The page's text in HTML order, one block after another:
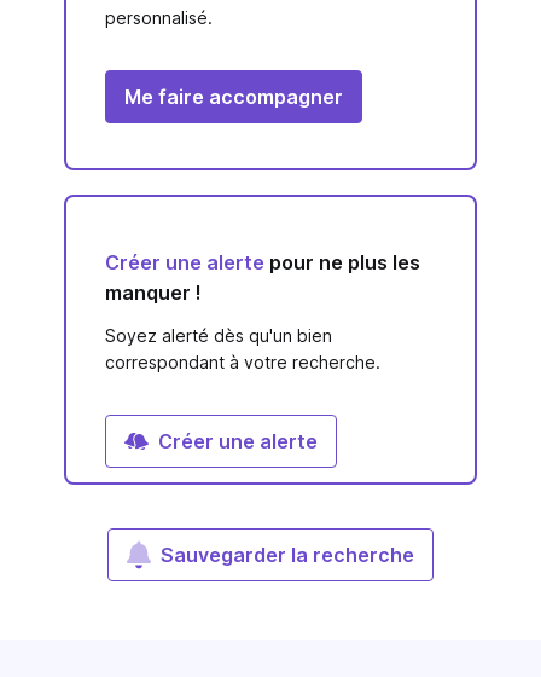
personnalisé.
Me faire accompagner
Créer une alerte pour ne plus les
manquer !
Soyez alerté dès qu'un bien
correspondant à votre recherche.
Créer une alerte
Sauvegarder la recherche